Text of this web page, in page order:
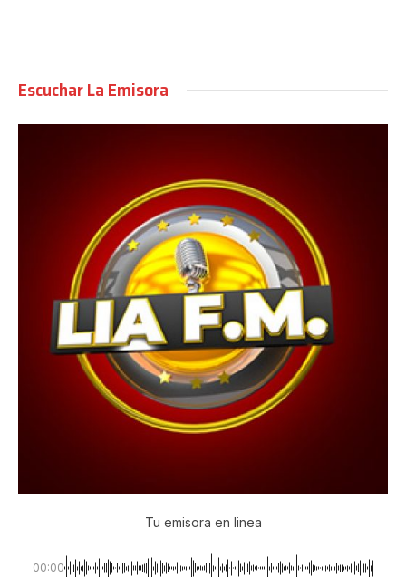
Escuchar La Emisora
Tu emisora en linea
00:00